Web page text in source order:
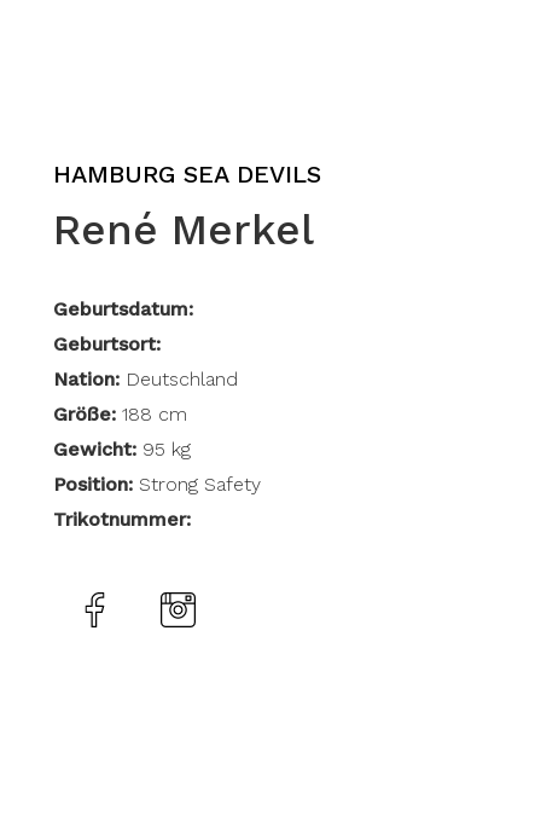
HAMBURG SEA DEVILS
René Merkel
Geburtsdatum:
Geburtsort:
Nation:Deutschland
Größe:188 cm
Gewicht:95 kg
Position:Strong Safety
Trikotnummer: